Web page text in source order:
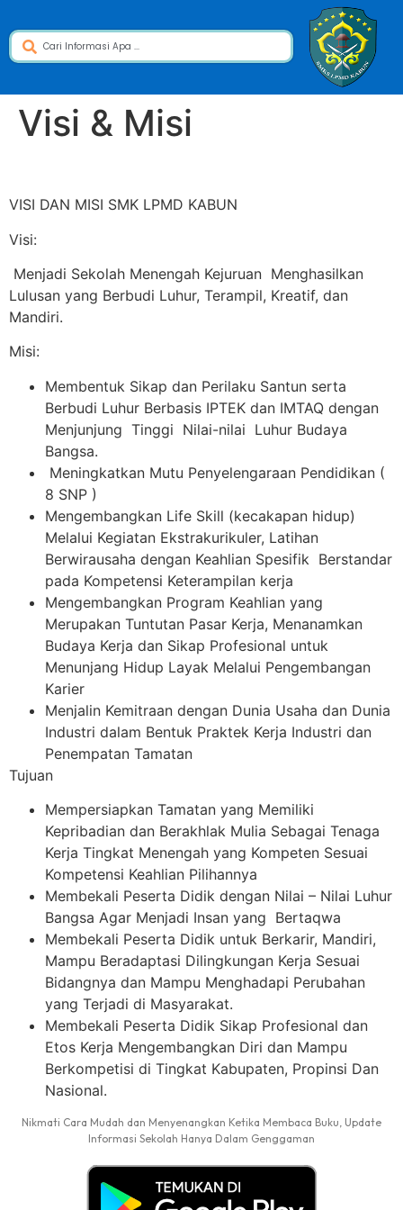
Visi & Misi
VISI DAN MISI SMK LPMD KABUN
Visi:
Menjadi Sekolah Menengah Kejuruan Menghasilkan
Lulusan yang Berbudi Luhur, Terampil, Kreatif, dan
Mandiri.
Misi:
Membentuk Sikap dan Perilaku Santun serta
Berbudi Luhur Berbasis IPTEK dan IMTAQ dengan
Menjunjung Tinggi Nilai-nilai Luhur Budaya
Bangsa.
Meningkatkan Mutu Penyelengaraan Pendidikan (
8 SNP )
Mengembangkan Life Skill (kecakapan hidup)
Melalui Kegiatan Ekstrakurikuler, Latihan
Berwirausaha dengan Keahlian Spesifik Berstandar
pada Kompetensi Keterampilan kerja
Mengembangkan Program Keahlian yang
Merupakan Tuntutan Pasar Kerja, Menanamkan
Budaya Kerja dan Sikap Profesional untuk
Menunjang Hidup Layak Melalui Pengembangan
Karier
Menjalin Kemitraan dengan Dunia Usaha dan Dunia
Industri dalam Bentuk Praktek Kerja Industri dan
Penempatan Tamatan
Tujuan
Mempersiapkan Tamatan yang Memiliki
Kepribadian dan Berakhlak Mulia Sebagai Tenaga
Kerja Tingkat Menengah yang Kompeten Sesuai
Kompetensi Keahlian Pilihannya
Membekali Peserta Didik dengan Nilai – Nilai Luhur
Bangsa Agar Menjadi Insan yang Bertaqwa
Membekali Peserta Didik untuk Berkarir, Mandiri,
Mampu Beradaptasi Dilingkungan Kerja Sesuai
Bidangnya dan Mampu Menghadapi Perubahan
yang Terjadi di Masyarakat.
Membekali Peserta Didik Sikap Profesional dan
Etos Kerja Mengembangkan Diri dan Mampu
Berkompetisi di Tingkat Kabupaten, Propinsi Dan
Nasional.
Nikmati Cara Mudah dan Menyenangkan Ketika Membaca Buku, Update
Informasi Sekolah Hanya Dalam Genggaman